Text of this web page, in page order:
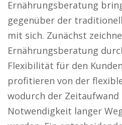
Ernährungsberatung
gegenüber der
mit sich. Zunächst
Ernährungsberatung
Flexibilität für den
profitieren von der
wodurch der Zeitaufwand
Notwendigkeit langer